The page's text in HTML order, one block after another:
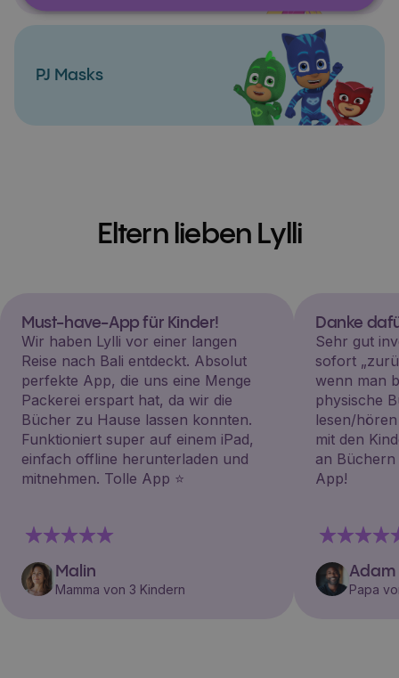
PJ Masks
Eltern lieben Lylli
Must-have-App für Kinder!
Wir haben Lylli vor einer langen
Reise nach Bali entdeckt. Absolut
perfekte App, die uns eine Menge
Packerei erspart hat, da wir die
Bücher zu Hause lassen konnten.
Funktioniert super auf einem iPad,
einfach offline herunterladen und
mitnehmen. Tolle App ⭐️
Malin
Mamma von 3 Kindern
Danke
Sehr gut
sofort
wenn man
physische
lesen/
mit den
an Büchern
App!
Adam
Papa